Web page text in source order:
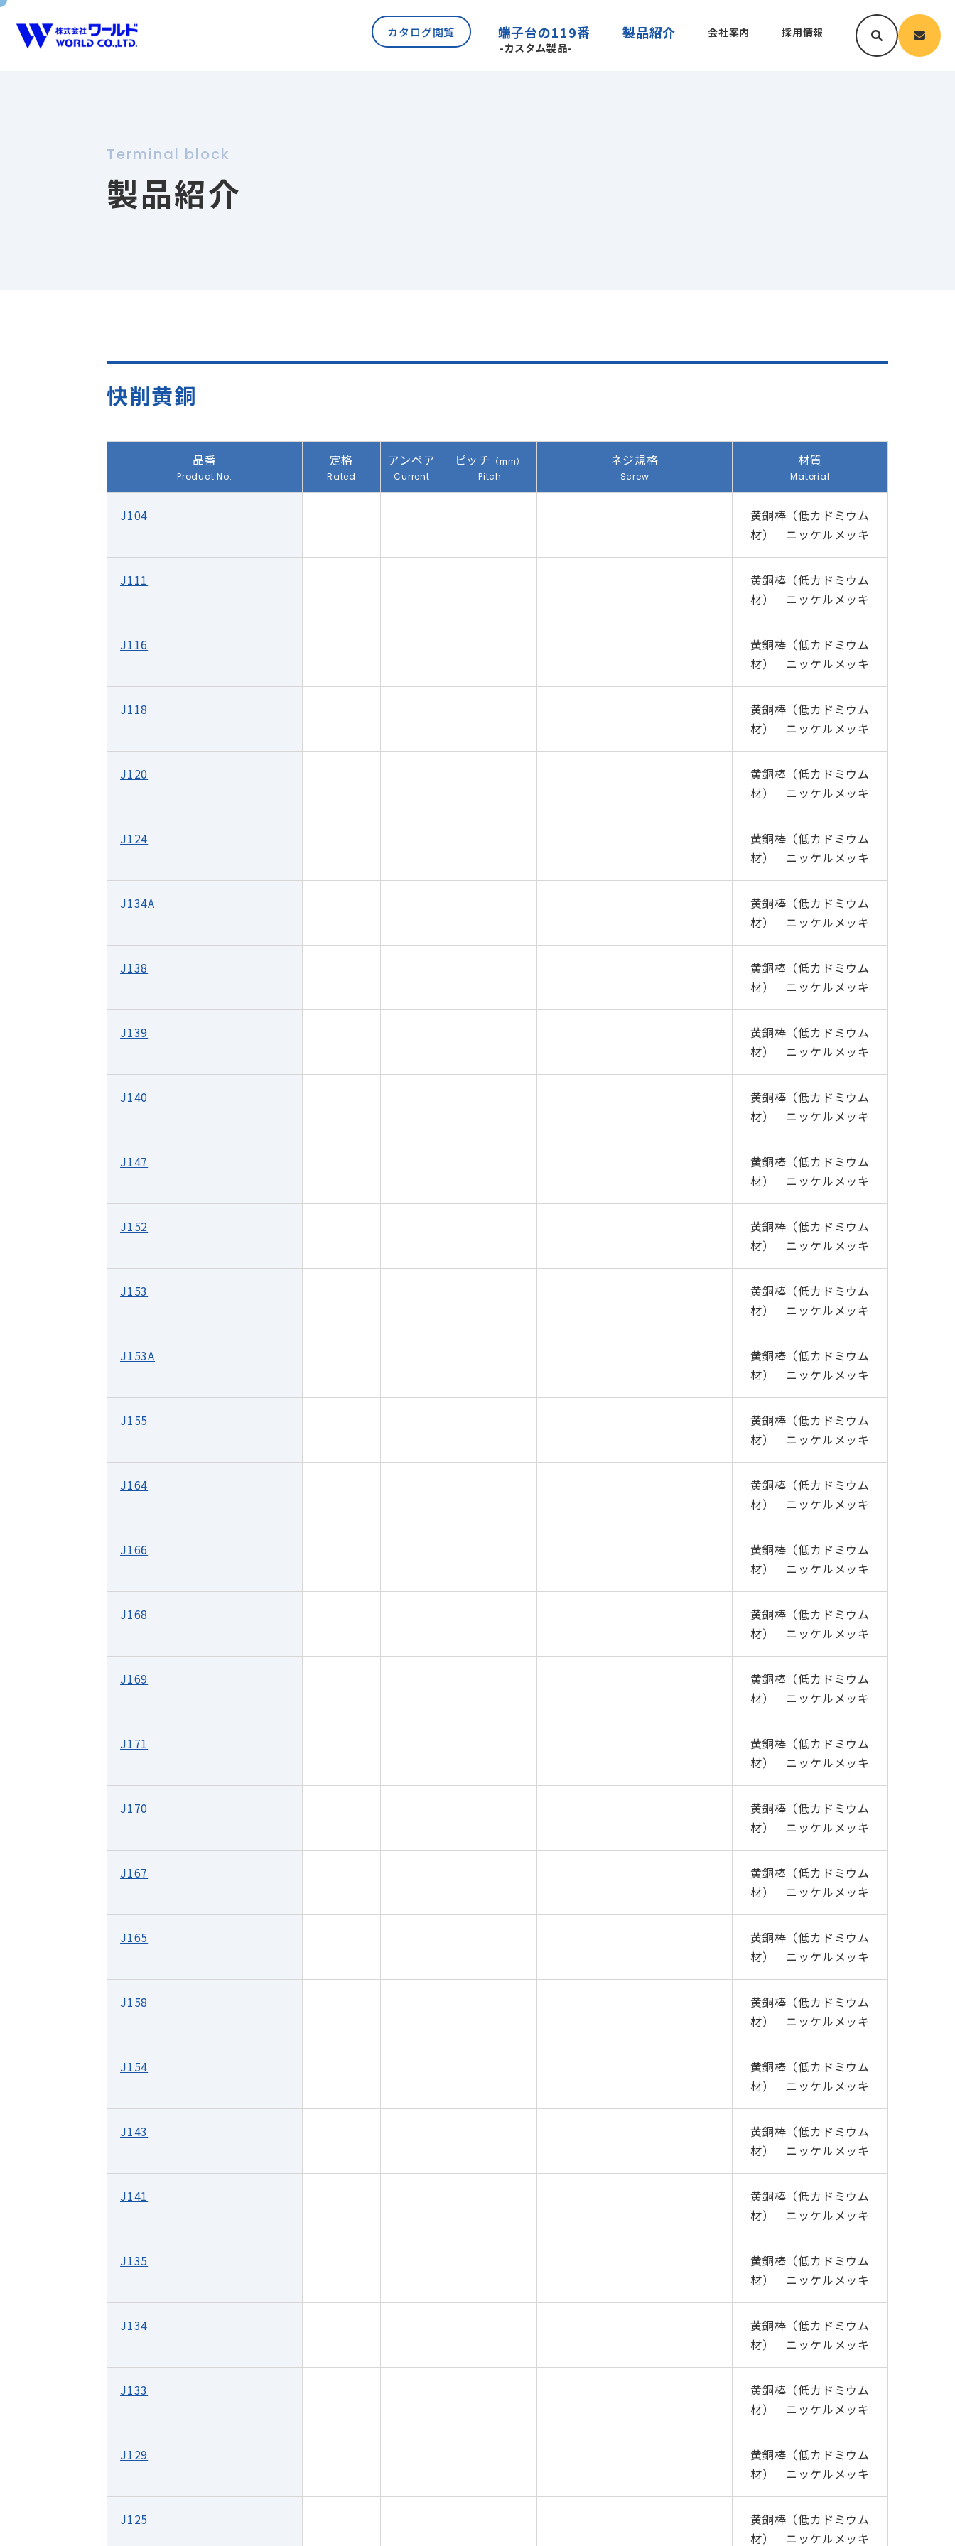
カタログ閲覧 端子台の119番
-カスタム製品-
製品紹介 会社案内 採用情報
Terminal block
製品紹介
快削黄銅
品番
Product No.
定格
Rated
アンペア
Current
ピッチ （mm）
Pitch
ネジ規格
Screw
材質
Material
J104
黄銅棒（低カドミウム
材） ニッケルメッキ
J111
黄銅棒（低カドミウム
材） ニッケルメッキ
J116
黄銅棒（低カドミウム
材） ニッケルメッキ
J118
黄銅棒（低カドミウム
材） ニッケルメッキ
J120
黄銅棒（低カドミウム
材） ニッケルメッキ
J124
黄銅棒（低カドミウム
材） ニッケルメッキ
J134A
黄銅棒（低カドミウム
材） ニッケルメッキ
J138
黄銅棒（低カドミウム
材） ニッケルメッキ
J139
黄銅棒（低カドミウム
材） ニッケルメッキ
J140
黄銅棒（低カドミウム
材） ニッケルメッキ
J147
黄銅棒（低カドミウム
材） ニッケルメッキ
J152
黄銅棒（低カドミウム
材） ニッケルメッキ
J153
黄銅棒（低カドミウム
材） ニッケルメッキ
J153A
黄銅棒（低カドミウム
材） ニッケルメッキ
J155
黄銅棒（低カドミウム
材） ニッケルメッキ
J164
黄銅棒（低カドミウム
材） ニッケルメッキ
J166
黄銅棒（低カドミウム
材） ニッケルメッキ
J168
黄銅棒（低カドミウム
材） ニッケルメッキ
J169
黄銅棒（低カドミウム
材） ニッケルメッキ
J171
黄銅棒（低カドミウム
材） ニッケルメッキ
J170
黄銅棒（低カドミウム
材） ニッケルメッキ
J167
黄銅棒（低カドミウム
材） ニッケルメッキ
J165
黄銅棒（低カドミウム
材） ニッケルメッキ
J158
黄銅棒（低カドミウム
材） ニッケルメッキ
J154
黄銅棒（低カドミウム
材） ニッケルメッキ
J143
黄銅棒（低カドミウム
材） ニッケルメッキ
J141
黄銅棒（低カドミウム
材） ニッケルメッキ
J135
黄銅棒（低カドミウム
材） ニッケルメッキ
J134
黄銅棒（低カドミウム
材） ニッケルメッキ
J133
黄銅棒（低カドミウム
材） ニッケルメッキ
J129
黄銅棒（低カドミウム
材） ニッケルメッキ
J125
黄銅棒（低カドミウム
材） ニッケルメッキ